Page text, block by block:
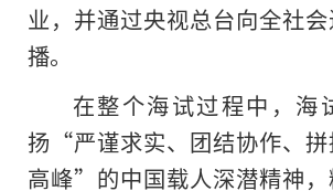
业，并通过央视总台向全社
播。
在整个海试过程中，海
扬“严谨求实、团结协作、
高峰”的中国载人深潜精神